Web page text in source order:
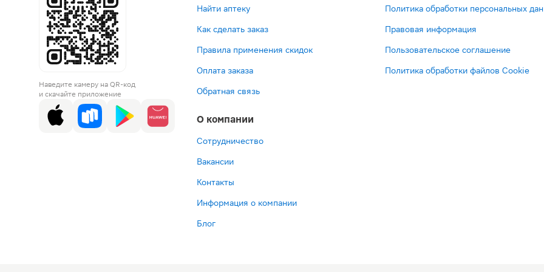
Наведите камеру на QR-код
и скачайте приложение
Найти аптеку
Как сделать заказ
Правила применения скидок
Оплата заказа
Обратная связь
О компании
Сотрудничество
Вакансии
Контакты
Информация о компании
Блог
Политика обработки персональных
Правовая информация
Пользовательское соглашение
Политика обработки файлов Cookie